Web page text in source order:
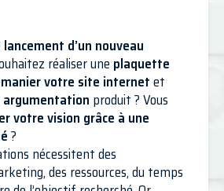
lancement d’un nouveau
réaliser une plaquette
votre site internetet
produit ? Vous
votre vision grâce à une
?
nécessitent des
des ressources, du temps